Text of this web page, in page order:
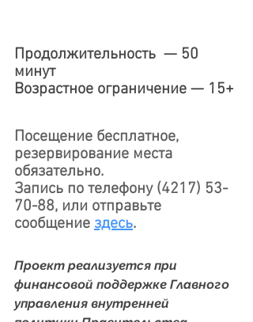
Продолжительность  — 50
минут
Возрастное ограничение — 15+
Посещение бесплатное,
резервирование места
обязательно.
Запись по телефону (4217) 53-
70-88, или отправьте
сообщение здесь.
Проект реализуется при
финансовой поддержке Главного
управления внутренней